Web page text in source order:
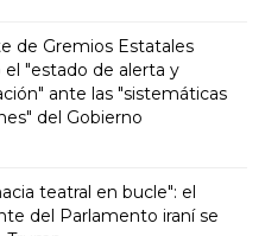
de Gremios Estatales
"estado de alerta y
ante las "sistemáticas
del Gobierno
teatral en bucle": el
del Parlamento iraní se